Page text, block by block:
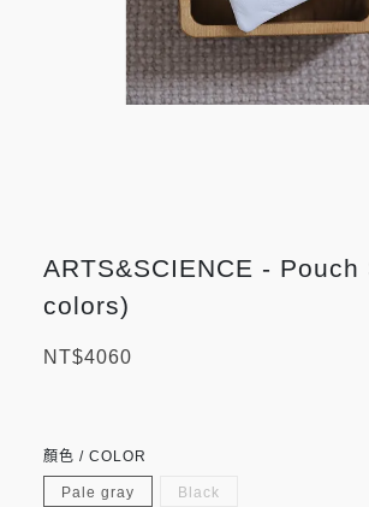
ARTS&SCIENCE - Pouch
colors)
NT$4060
顏色 / COLOR
Pale gray Black